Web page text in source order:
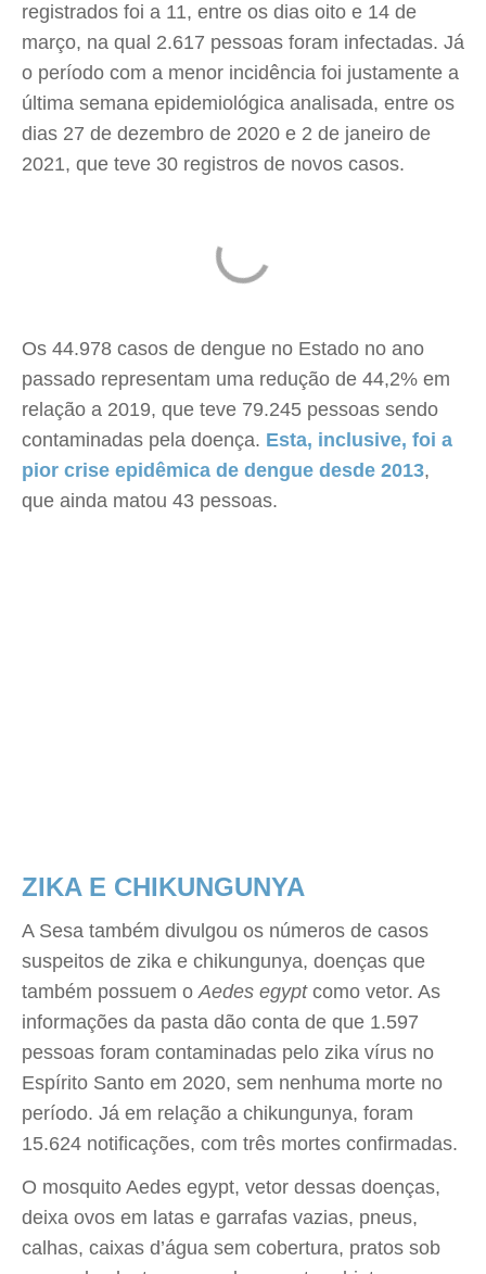
registrados foi a 11, entre os dias oito e 14 de
março, na qual 2.617 pessoas foram infectadas. Já
o período com a menor incidência foi justamente a
última semana epidemiológica analisada, entre os
dias 27 de dezembro de 2020 e 2 de janeiro de
2021, que teve 30 registros de novos casos.
Os 44.978 casos de dengue no Estado no ano
passado representam uma redução de 44,2% em
relação a 2019, que teve 79.245 pessoas sendo
contaminadas pela doença. Esta, inclusive, foi a
pior crise epidêmica de dengue desde 2013,
que ainda matou 43 pessoas.
ZIKA E CHIKUNGUNYA
A Sesa também divulgou os números de casos
suspeitos de zika e chikungunya, doenças que
também possuem oAedes egyptcomo vetor. As
informações da pasta dão conta de que 1.597
pessoas foram contaminadas pelo zika vírus no
Espírito Santo em 2020, sem nenhuma morte no
período. Já em relação a chikungunya, foram
15.624 notificações, com três mortes confirmadas.
O mosquito Aedes egypt, vetor dessas doenças,
deixa ovos em latas e garrafas vazias, pneus,
calhas, caixas d’água sem cobertura, pratos sob